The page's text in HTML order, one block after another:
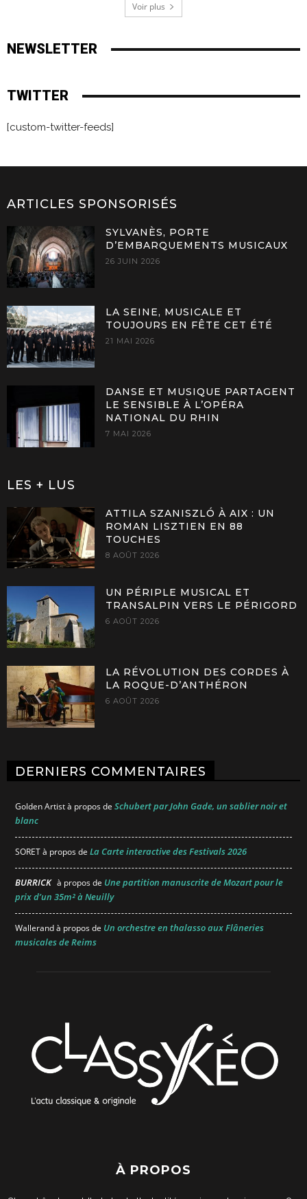
Voir plus
NEWSLETTER
TWITTER
[custom-twitter-feeds]
ARTICLES SPONSORISÉS
SYLVANÈS, PORTE
D’EMBARQUEMENTS MUSICAUX
26 JUIN 2026
LA SEINE, MUSICALE ET
TOUJOURS EN FÊTE CET ÉTÉ
21 MAI 2026
DANSE ET MUSIQUE PARTAGENT
LE SENSIBLE À L’OPÉRA
NATIONAL DU RHIN
7 MAI 2026
LES + LUS
ATTILA SZANISZLÓ À AIX : UN
ROMAN LISZTIEN EN 88
TOUCHES
8 AOÛT 2026
UN PÉRIPLE MUSICAL ET
TRANSALPIN VERS LE PÉRIGORD
6 AOÛT 2026
LA RÉVOLUTION DES CORDES À
LA ROQUE-D’ANTHÉRON
6 AOÛT 2026
DERNIERS COMMENTAIRES
Golden Artistà propos de Schubert par John Gade, un sablier noir et
blanc
SORETà propos de La Carte interactive des Festivals 2026
BURRICK à propos de Une partition manuscrite de Mozart pour le
prix d’un 35m² à Neuilly
Wallerandà propos de Un orchestre en thalasso aux Flâneries
musicales de Reims
À PROPOS